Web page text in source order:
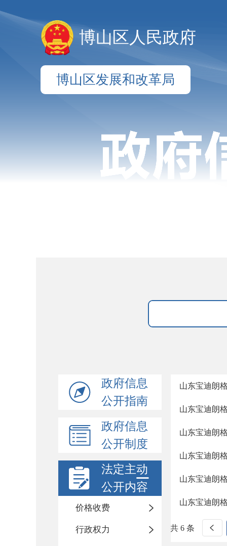
博山区人民政府
博山区发展和改革局
政府信息
公开指南
政府信息
公开制度
法定主动
公开内容
价格收费
行政权力
山东宝迪朗
山东宝迪朗
山东宝迪朗
山东宝迪朗
山东宝迪朗
山东宝迪朗
共 6 条